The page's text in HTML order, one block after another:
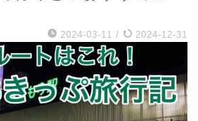
2024-03-11 / 2024-12-31